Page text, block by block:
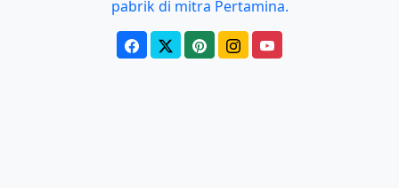
pabrik di mitra Pertamina.